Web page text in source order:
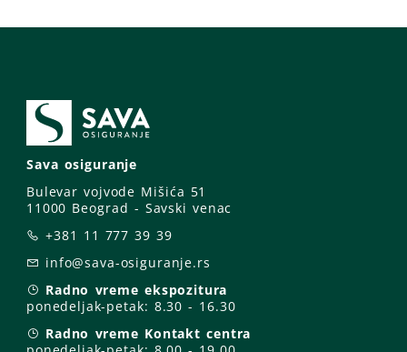
Sava osiguranje
Bulevar vojvode Mišića 51
11000 Beograd - Savski venac
+381 11 777 39 39
info@sava-osiguranje.rs
Radno vreme ekspozitura
ponedeljak-petak: 8.30 - 16.30
Radno vreme Kontakt centra